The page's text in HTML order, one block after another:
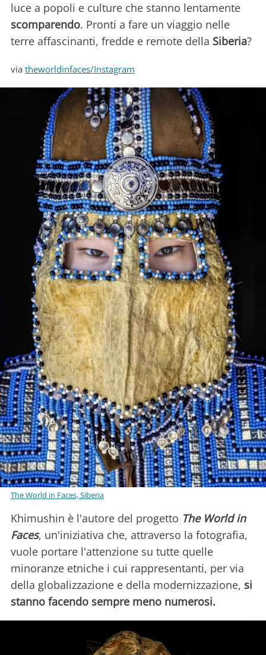
luce a popoli e culture che stanno lentamente
scomparendo. Pronti a fare un viaggio nelle
terre affascinanti, fredde e remote della Siberia?
via theworldinfaces/Instagram
The World in Faces, Siberia
Khimushin è l'autore del progetto The World in
Faces, un'iniziativa che, attraverso la fotografia,
vuole portare l'attenzione su tutte quelle
minoranze etniche i cui rappresentanti, per via
della globalizzazione e della modernizzazione, si
stanno facendo sempre meno numerosi.